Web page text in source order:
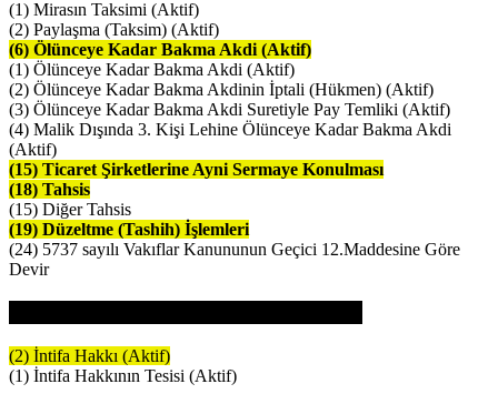
(1) Mirasın Taksimi (Aktif)
(2) Paylaşma (Taksim) (Aktif)
(6) Ölünceye Kadar Bakma Akdi (Aktif)
(1) Ölünceye Kadar Bakma Akdi (Aktif)
(2) Ölünceye Kadar Bakma Akdinin İptali (Hükmen) (Aktif)
(3) Ölünceye Kadar Bakma Akdi Suretiyle Pay Temliki (Aktif)
(4) Malik Dışında 3. Kişi Lehine Ölünceye Kadar Bakma Akdi
(Aktif)
(15) Ticaret Şirketlerine Ayni Sermaye Konulması
(18) Tahsis
(15) Diğer Tahsis
(19) Düzeltme (Tashih) İşlemleri
(24) 5737 sayılı Vakıflar Kanununun Geçici 12.Maddesine Göre
Devir
(2) İntifa Hakkı (Aktif)
(1) İntifa Hakkının Tesisi (Aktif)